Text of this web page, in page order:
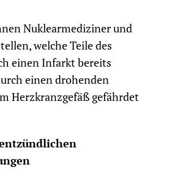
Nuklearmediziner und
welche Teile des
einen Infarkt bereits
einen drohenden
Herzkranzgefäß gefährdet